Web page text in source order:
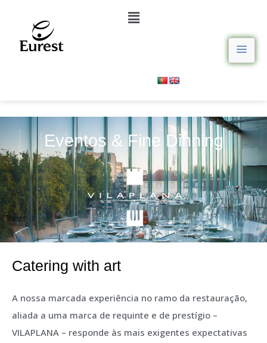
Eventos & Fine Dinning
Catering with art
A nossa marcada experiência no ramo da restauração,
aliada a uma marca de requinte e de prestígio –
VILAPLANA – responde às mais exigentes expectativas